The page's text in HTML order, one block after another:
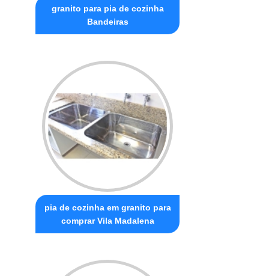
granito para pia de cozinha
Bandeiras
pia de cozinha em granito para
comprar Vila Madalena